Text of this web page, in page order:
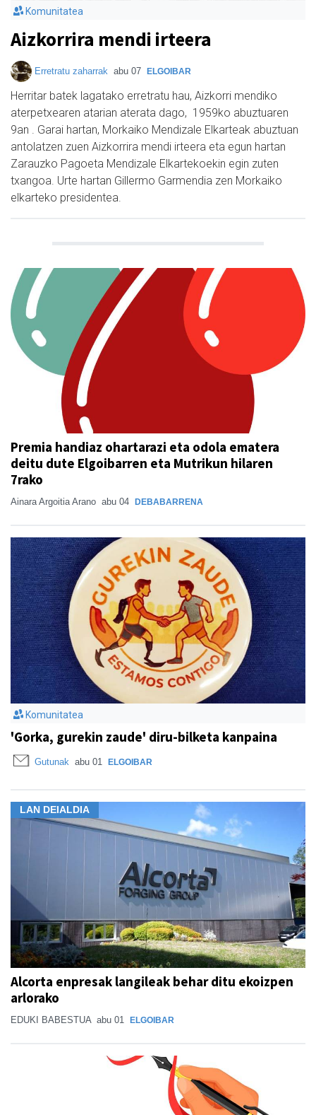
Komunitatea
Aizkorrira mendi irteera
Erretratu zaharrak abu 07 ELGOIBAR
Herritar batek lagatako erretratu hau, Aizkorri mendiko
aterpetxearen atarian aterata dago, 1959ko abuztuaren
9an . Garai hartan, Morkaiko Mendizale Elkarteak abuztuan
antolatzen zuen Aizkorrira mendi irteera eta egun hartan
Zarauzko Pagoeta Mendizale Elkartekoekin egin zuten
txangoa. Urte hartan Gillermo Garmendia zen Morkaiko
elkarteko presidentea.
Premia handiaz ohartarazi eta odola ematera
deitu dute Elgoibarren eta Mutrikun hilaren
7rako
Ainara Argoitia Arano abu 04 DEBABARRENA
Komunitatea
'Gorka, gurekin zaude' diru-bilketa kanpaina
Gutunak abu 01 ELGOIBAR
LAN DEIALDIA
Alcorta enpresak langileak behar ditu ekoizpen
arlorako
EDUKI BABESTUA abu 01 ELGOIBAR